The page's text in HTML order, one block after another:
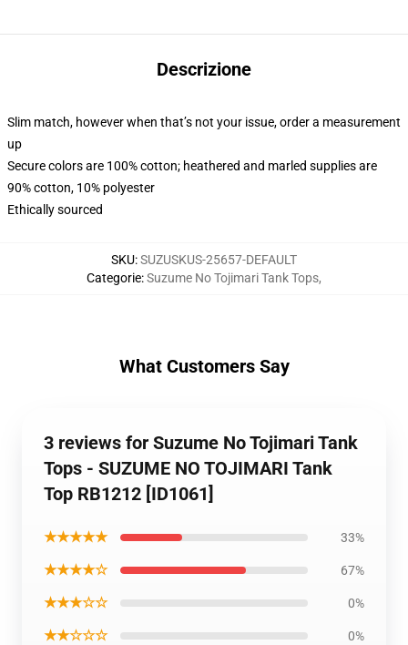
Descrizione
Slim match, however when that’s not your issue, order a measurement
up
Secure colors are 100% cotton; heathered and marled supplies are
90% cotton, 10% polyester
Ethically sourced
SKU:SUZUSKUS-25657-DEFAULT
Categorie:Suzume No Tojimari Tank Tops,
What Customers Say
3 reviews for Suzume No Tojimari Tank
Tops - SUZUME NO TOJIMARI Tank
Top RB1212 [ID1061]
★★★★★ 33%
★★★★☆ 67%
★★★☆☆ 0%
★★☆☆☆ 0%